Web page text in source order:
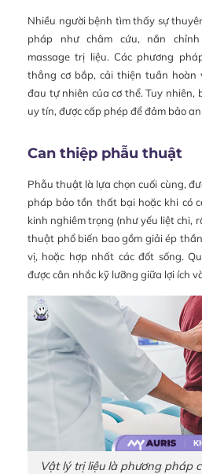
Nhiều người bệnh tìm thấy sự
pháp như châm cứu, nắn chỉnh
massage trị liệu. Các phương
thẳng cơ bắp, cải thiện tuần hoàn
đau tự nhiên của cơ thể. Tuy nhiên,
uy tín, được cấp phép để đảm bảo
Can thiệp phẫu thuật
Phẫu thuật là lựa chọn cuối cùng,
pháp bảo tồn thất bại hoặc khi có
kinh nghiêm trọng (như yếu liệt chi,
thuật phổ biến bao gồm giải ép
vị, hoặc hợp nhất các đốt sống.
được cân nhắc kỹ lưỡng giữa lợi ích
Vật lý trị liệu là phương pháp